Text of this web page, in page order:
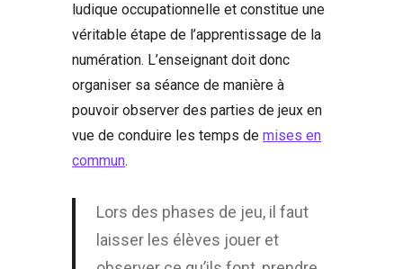
ludique occupationnelle et constitue une
véritable étape de l’apprentissage de la
numération. L’enseignant doit donc
organiser sa séance de manière à
pouvoir observer des parties de jeux en
vue de conduire les temps de mises en
commun.
Lors des phases de jeu, il faut
laisser les élèves jouer et